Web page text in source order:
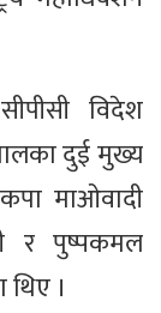
विदेश
दुई मुख्य
माओवादी
र पुष्पकमल
।